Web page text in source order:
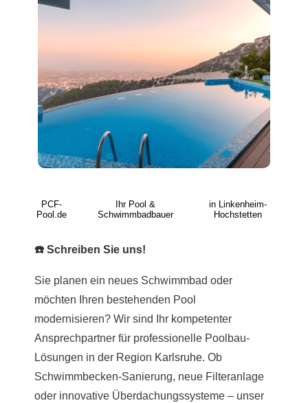
PCF-
Pool.de
Ihr Pool &
Schwimmbadbauer
in Linkenheim-
Hochstetten
☎️ Schreiben Sie uns!
Sie planen ein neues Schwimmbad oder
möchten Ihren bestehenden Pool
modernisieren? Wir sind Ihr kompetenter
Ansprechpartner für professionelle Poolbau-
Lösungen in der Region Karlsruhe. Ob
Schwimmbecken-Sanierung, neue Filteranlage
oder innovative Überdachungssysteme – unser